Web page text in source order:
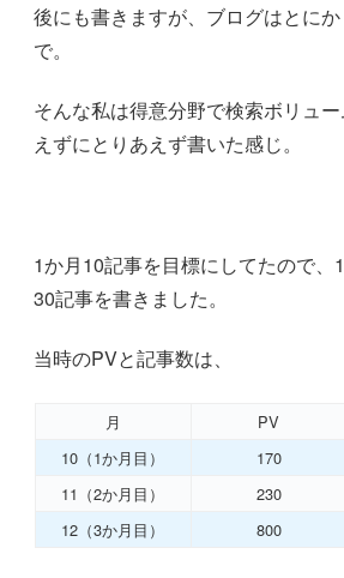
後にも書きますが、ブログはとに
で。
そんな私は得意分野で検索ボリュ
えずにとりあえず書いた感じ。
1か月10記事を目標にしてたので、
30記事を書きました。
当時のPVと記事数は、
月 PV
10（1か月目）
170
11（2か月目）
230
12（3か月目）
800